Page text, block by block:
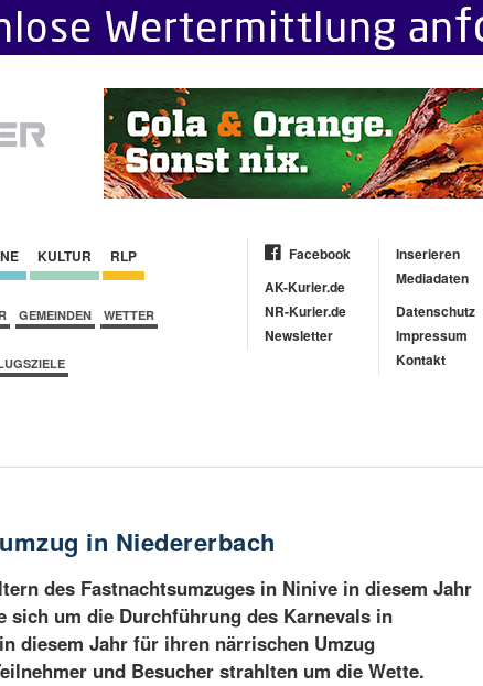
KULTUR RLP
GEMEINDEN WETTER
Facebook
AK-Kurier.de
NR-Kurier.de
Newsletter
Inserieren
Mediadaten
Datenschutz
Impressum
Kontakt
in Niedererbach
des Fastnachtsumzuges in Ninive in diesem Jahr
sich um die Durchführung des Karnevals in
diesem Jahr für ihren närrischen Umzug
und Besucher strahlten um die Wette.